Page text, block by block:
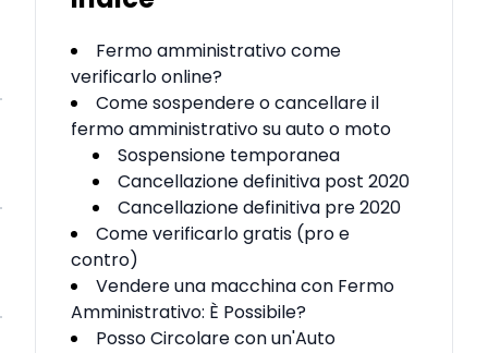
Fermo amministrativo come
verificarlo online?
Come sospendere o cancellare il
fermo amministrativo su auto o moto
Sospensione temporanea
Cancellazione definitiva post 2020
Cancellazione definitiva pre 2020
Come verificarlo gratis (pro e
contro)
Vendere una macchina con Fermo
Amministrativo: È Possibile?
Posso Circolare con un'Auto